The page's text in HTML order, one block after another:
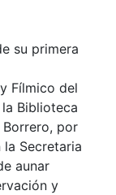
su primera
Fílmico del
Biblioteca
por
Secretaria
aunar
y